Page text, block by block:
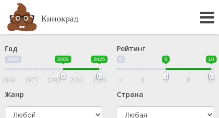
Кинокрад
Год
1960 2000 2026
1960 1977 1993 2010 2026
Рейтинг
0 5 10
0 3 5 8 10
Жанр Страна